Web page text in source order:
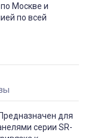
Москве и
по всей
для
серии SR-